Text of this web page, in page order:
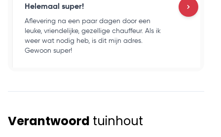
Helemaal super!
Aflevering na een paar dagen door een
leuke, vriendelijke, gezellige chauffeur. Als ik
weer wat nodig heb, is dit mijn adres.
Gewoon super!
Verantwoord tuinhout